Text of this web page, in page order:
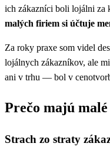
ich zákazníci boli lojálni za
malých firiem si účtuje
Za roky praxe som videl
lojálnych zákazníkov, ale
ani v trhu — bol v
Prečo majú
Strach zo straty